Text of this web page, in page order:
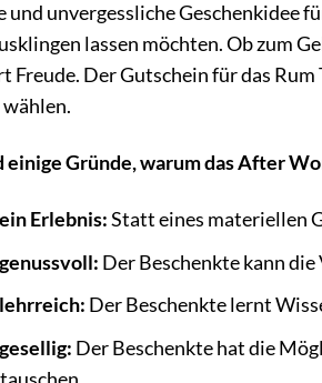
unvergessliche Geschenkidee
lassen möchten. Ob zum
Freude. Der Gutschein für das
einige Gründe, warum das After
Erlebnis:Statt eines materiellen
Der Beschenkte kann
Der Beschenkte lernt
Der Beschenkte hat die